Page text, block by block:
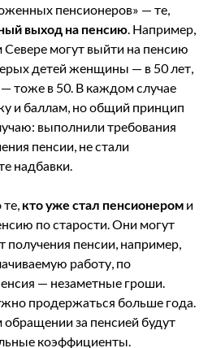
пенсионеров» — те,
выход на пенсию. Например,
могут выйти на пенсию
детей женщины — в 50 лет,
тоже в 50. В каждом случае
и баллам, но общий принцип
выполнили требования
пенсии, не стали
надбавки.
те, кто уже стал пенсионером и
по старости. Они могут
получения пенсии, например,
работу, по
— незаметные гроши.
продержаться больше года.
за пенсией будут
коэффициенты.